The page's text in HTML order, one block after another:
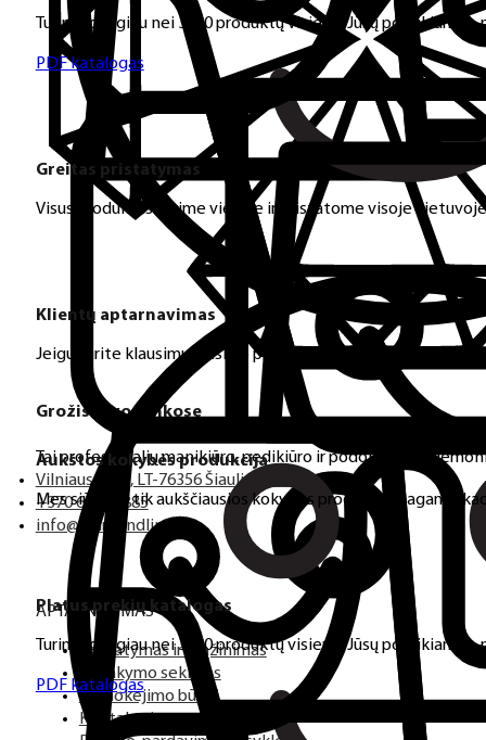
Grožis tavo rankose
Tai profesionalių manikiūro, pedikiūro ir podologijos
Vilniaus g. 97, LT-76356 Šiauliai, Lithuania
+370 654 42885
info@diamondline.lt
APTARNAVIMAS
Pristatymas ir grąžinimas
Užsakymo sekimas
Apmokėjimo būdai
Kontaktai
Pirkimo-pardavimo taisyklės